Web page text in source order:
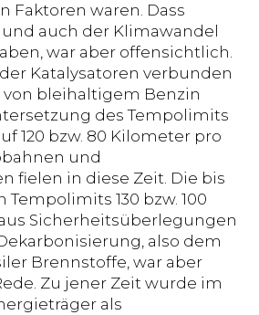
Faktoren waren. Dass
auch der Klimawandel
war aber offensichtlich.
Katalysatoren verbunden
bleihaltigem Benzin
des Tempolimits
120 bzw. 80 Kilometer pro
und
fielen in diese Zeit. Die bis
130 bzw. 100
Sicherheitsüberlegungen
also dem
Brennstoffe, war aber
Zu jener Zeit wurde im
als